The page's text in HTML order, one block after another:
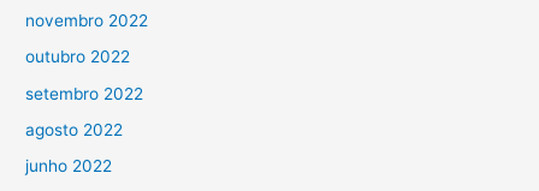
novembro 2022
outubro 2022
setembro 2022
agosto 2022
junho 2022